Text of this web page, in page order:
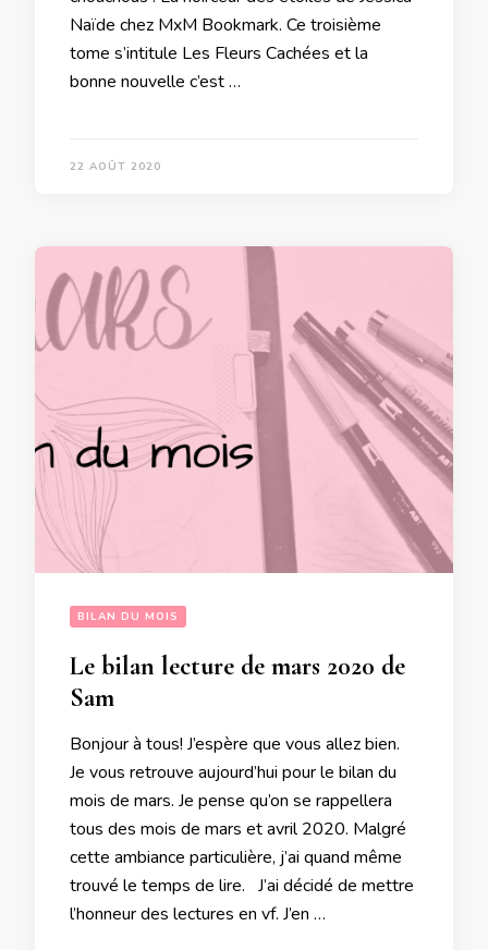
Naïde chez MxM Bookmark. Ce troisième
tome s’intitule Les Fleurs Cachées et la
bonne nouvelle c’est …
22 AOÛT 2020
BILAN DU MOIS
Le bilan lecture de mars 2020 de
Sam
Bonjour à tous! J’espère que vous allez bien.
Je vous retrouve aujourd’hui pour le bilan du
mois de mars. Je pense qu’on se rappellera
tous des mois de mars et avril 2020. Malgré
cette ambiance particulière, j’ai quand même
trouvé le temps de lire. J’ai décidé de mettre
l’honneur des lectures en vf. J’en …